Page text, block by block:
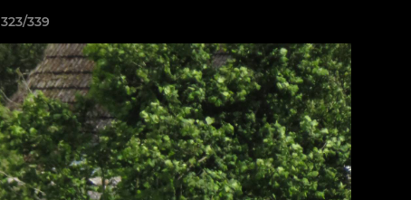
323/339